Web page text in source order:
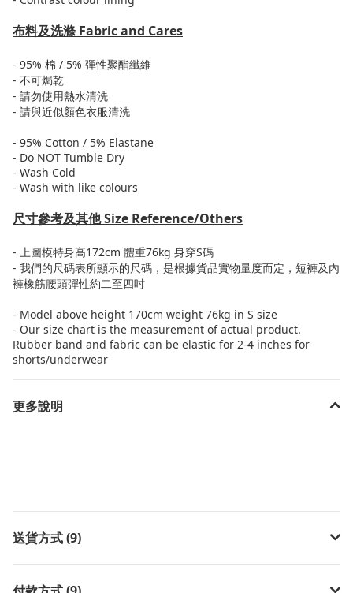
布料及洗滌 Fabric and Cares
- 95% 棉 / 5% 彈性聚酯纖維
- 不可焗乾
- 請勿使用熱水清洗
- 請與近似顏色衣服清洗
- 95% Cotton / 5% Elastane
- Do NOT Tumble Dry
- Wash Cold
- Wash with like colours
尺寸參考及其他Size Reference/Others
- 上圖模特身高172cm 體重76kg 身穿S碼
- 我們的尺碼表所顯示的尺碼，是根據貨品實物量度而定，短褲及內
褲橡筋腰頭彈性約二至四吋
- Model above height 170cm weight 76kg in S size
- Our size chart is the measurement of actual product.
Rubber band and fabric can be elastic for 2-4 inches for
shorts/underwear
更多說明
送貨方式 (9)